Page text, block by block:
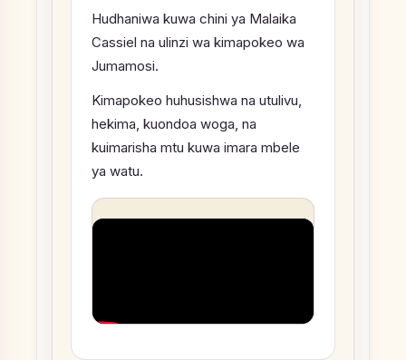
Hudhaniwa kuwa chini ya Malaika
Cassiel na ulinzi wa kimapokeo wa
Jumamosi.
Kimapokeo huhusishwa na utulivu,
hekima, kuondoa woga, na
kuimarisha mtu kuwa imara mbele
ya watu.